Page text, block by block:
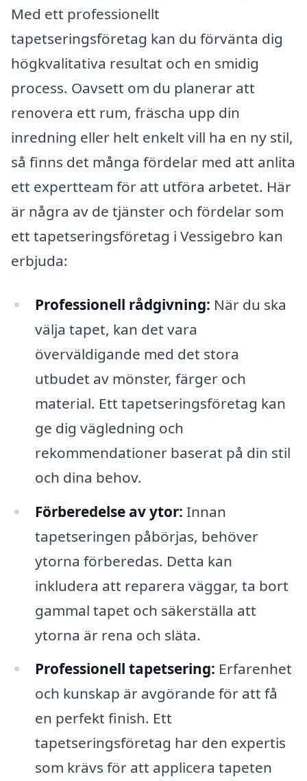
Med ett professionellt
tapetseringsföretag kan du förvänta dig
högkvalitativa resultat och en smidig
process. Oavsett om du planerar att
renovera ett rum, fräscha upp din
inredning eller helt enkelt vill ha en ny stil,
så finns det många fördelar med att anlita
ett expertteam för att utföra arbetet. Här
är några av de tjänster och fördelar som
ett tapetseringsföretag i Vessigebro kan
erbjuda:
Professionell rådgivning: När du ska
välja tapet, kan det vara
överväldigande med det stora
utbudet av mönster, färger och
material. Ett tapetseringsföretag kan
ge dig vägledning och
rekommendationer baserat på din stil
och dina behov.
Förberedelse av ytor: Innan
tapetseringen påbörjas, behöver
ytorna förberedas. Detta kan
inkludera att reparera väggar, ta bort
gammal tapet och säkerställa att
ytorna är rena och släta.
Professionell tapetsering: Erfarenhet
och kunskap är avgörande för att få
en perfekt finish. Ett
tapetseringsföretag har den expertis
som krävs för att applicera tapeten